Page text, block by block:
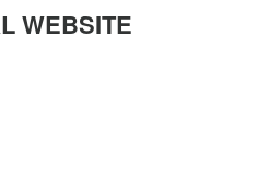
WEBSITE